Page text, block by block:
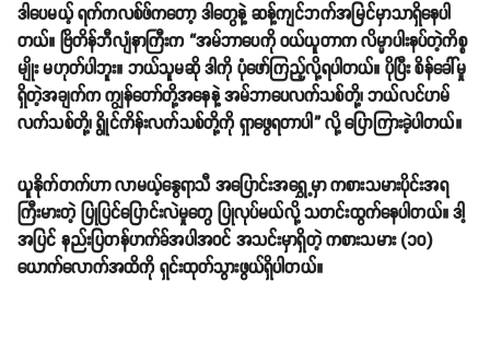
ဒါပေမယ့် ရက်ကလစ်ဖ်ကတော့ ဒါတွေနဲ့ ဆန့်ကျင်ဘက်အမြင်မှာသာ​ရှိနေပါ
တယ်။ ဗြိတိန်ဘီလျံနာကြီးက “အမ်ဘာပေကို ဝယ်ယူတာက လိမ္မာပါးနပ်တဲ့ကိစ္စ
မျိုး မဟုတ်ပါဘူး။ ဘယ်သူမဆို ဒါကို ပုံဖော်ကြည့်လို့ရပါတယ်။ ပိုပြီး စိန်ခေါ်မှု
ရှိတဲ့အချက်က ကျွန်တော်တို့အနေနဲ့ အမ်ဘာပေလက်သစ်တို့၊ ဘယ်လင်ဟမ်
လက်သစ်တို့၊ ရွိုင်ကိန်းလက်သစ်တို့ကို ရှာဖွေရတာပါ” လို့ ပြောကြားခဲ့ပါတယ်။